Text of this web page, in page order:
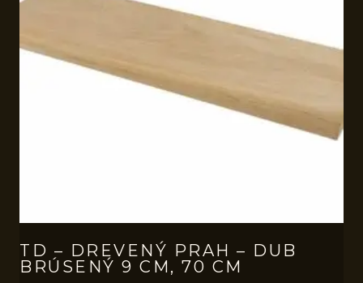
TD – DREVENÝ PRAH – DUB
BRÚSENÝ 9 CM, 70 CM